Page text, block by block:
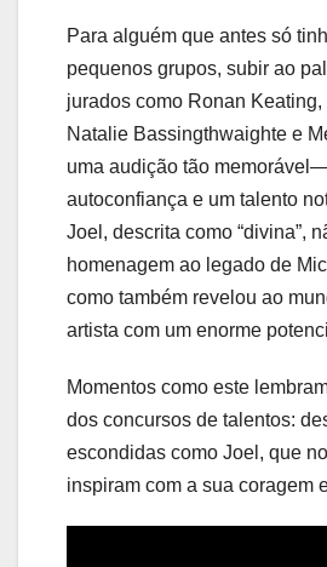
Para alguém que antes só
pequenos grupos, subir ao
jurados como Ronan
Natalie Bassingthwaighte e
uma audição tão
autoconfiança e um talento
Joel, descrita como “divina”,
homenagem ao legado de
como também revelou ao
artista com um enorme
Momentos como este
dos concursos de talentos:
escondidas como Joel, que
inspiram com a sua coragem